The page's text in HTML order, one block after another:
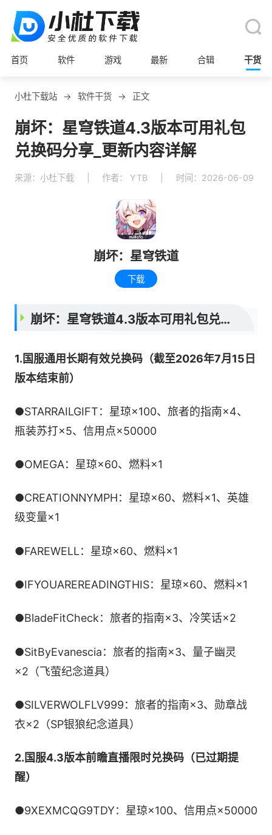
首页 软件 游戏 最新 合辑 干货
小杜下载站 → 软件干货 → 正文
崩坏：星穹铁道4.3版本可用礼包
兑换码分享_更新内容详解
来源：小杜下载 作者： YTB 时间：2026-06-09
崩坏：星穹铁道
下载
崩坏：星穹铁道4.3版本可用礼包兑换码
1.国服通用长期有效兑换码（截至2026年7月15日
版本结束前）
●STARRAILGIFT：星琼×100、旅者的指南×4、
瓶装苏打×5、信用点×50000
●OMEGA：星琼×60、燃料×1
●CREATIONNYMPH：星琼×60、燃料×1、英雄
级变量×1
●FAREWELL：星琼×60、燃料×1
●IFYOUAREREADINGTHIS：星琼×60、燃料×1
●BladeFitCheck：旅者的指南×3、冷笑话×2
●SitByEvanescia：旅者的指南×3、量子幽灵
×2（飞萤纪念道具）
●SILVERWOLFLV999：旅者的指南×3、勋章战
衣×2（SP银狼纪念道具）
2.国服4.3版本前瞻直播限时兑换码（已过期提
醒）
●9XEXMCQG9TDY：星琼×100、信用点×50000